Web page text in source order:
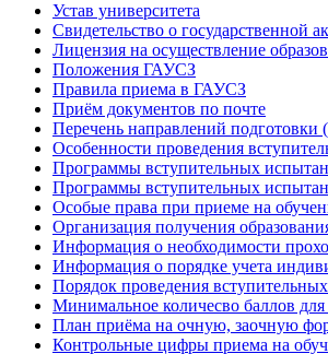
Устав университета
Свидетельство о государственной
Лицензия на осуществление
Положения ГАУСЗ
Правила приема в ГАУСЗ
Приём документов по почте
Перечень направлений подготовки
Особенности проведения
Программы вступительных
Программы вступительных
Особые права при приеме на
Организация получения
Информация о необходимости
Информация о порядке учета
Порядок проведения
Минимальное количесво баллов
План приёма на очную, заочную
Контрольные цифры приема на